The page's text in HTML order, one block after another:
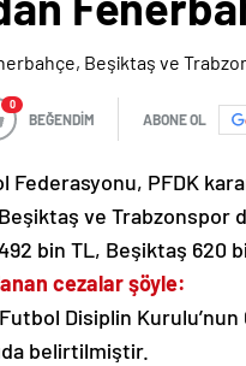
0
BEĞENDİM ABONE OL
PFDK
ve Trabzonspor
bin TL, Beşiktaş 620
cezalar şöyle:
Disiplin Kurulu’nun
belirtilmiştir.